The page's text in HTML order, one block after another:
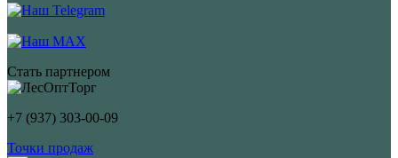
Стать партнером
+7 (937) 303-00-09
Точки продаж